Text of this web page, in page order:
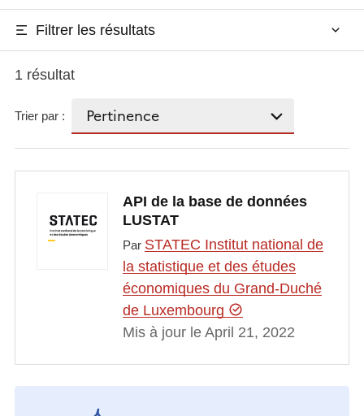
Filtrer les résultats
1 résultat
Trier par :
API de la base de données
LUSTAT
Par STATEC Institut national de
la statistique et des études
économiques du Grand-Duché
de Luxembourg
Mis à jour le April 21, 2022